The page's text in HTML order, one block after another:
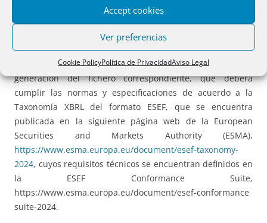
Accept cookies
Ver preferencias
Cookie PolicyPolítica de PrivacidadAviso Legal
modificaciones que antes hemos visto para las cuentas
normales y se les
una nueva especificación para el
caso de que se utilice el formato electrónico europeo
aplicar las normas internacionales de contabilidad
NIC/NIIF, en cuyo caso deberán realizarlo mediante la
generación del fichero correspondiente, que deberá
cumplir las normas y especificaciones de acuerdo a la
Taxonomía XBRL del formato ESEF, que se encuentra
publicada en la siguiente página web de la European
Securities and Markets Authority (ESMA),
https://www.esma.europa.eu/document/esef-taxonomy-
2024, cuyos requisitos técnicos se encuentran definidos en
la ESEF Conformance Suite,
https://www.esma.europa.eu/document/esef-conformance
suite-2024.